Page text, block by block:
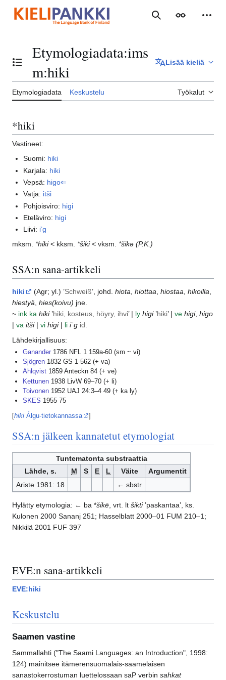
sisältöön
Haku Ulkoasu
Vaihda sisällysluettelo
Etymologiadata:ims
m:hiki
Lisää kieliä
Etymologiadata Keskustelu Työkalut
*hiki
Vastineet:
Suomi: hiki
Karjala: hiki
Vepsä: higo⇐
Vatja: itši
Pohjoisviro: higi
Eteläviro: higi
Liivi: i’g
mksm. *hiki< kksm. *šiki< vksm. *šikǝ (P.K.)
SSA:n sana-artikkeli
hiki (Agr; yl.) ’Schweiß’, johd. hiota hiottaa hiostaa hikoilla
hiestyä hies(koivu) jne.
~ ink ka hiki’hiki, kosteus, höyry, ihvi’ | ly higi’hiki’ | ve higi, higo
| va itši| vi higi| li iʾg id.
Lähdekirjallisuus:
Ganander1786 NFL 1 159a-60 (sm ~ vi)
Sjögren1832 GS 1 562 (+ va)
Ahlqvist1859 Anteckn 84 (+ ve)
Kettunen1938 LivW 69–70 (+ li)
Toivonen1952 UAJ 24:3–4 49 (+ ka ly)
SKES 1955 75
[hiki Álgu-tietokannassa ]
SSA:n jälkeen kannatetut etymologiat
Tuntematonta substraattia
Lähde, s.
M S E L Väite
Argumentit
Ariste 1981: 18
← sbstr
Hylätty etymologia: ← ba *šikē , vrt. lt šikti’paskantaa’, ks.
Kulonen 2000 Sananj 251; Hasselblatt 2000–01 FUM 210–1;
Nikkilä 2001 FUF 397
EVE:n sana-artikkeli
EVE:hiki
Keskustelu
Saamen vastine
Sammallahti ("The Saami Languages: an Introduction", 1998:
124) mainitsee itämerensuomalais-saamelaisen
sanastokerrostuman luettelossaan saP verbin sahkat